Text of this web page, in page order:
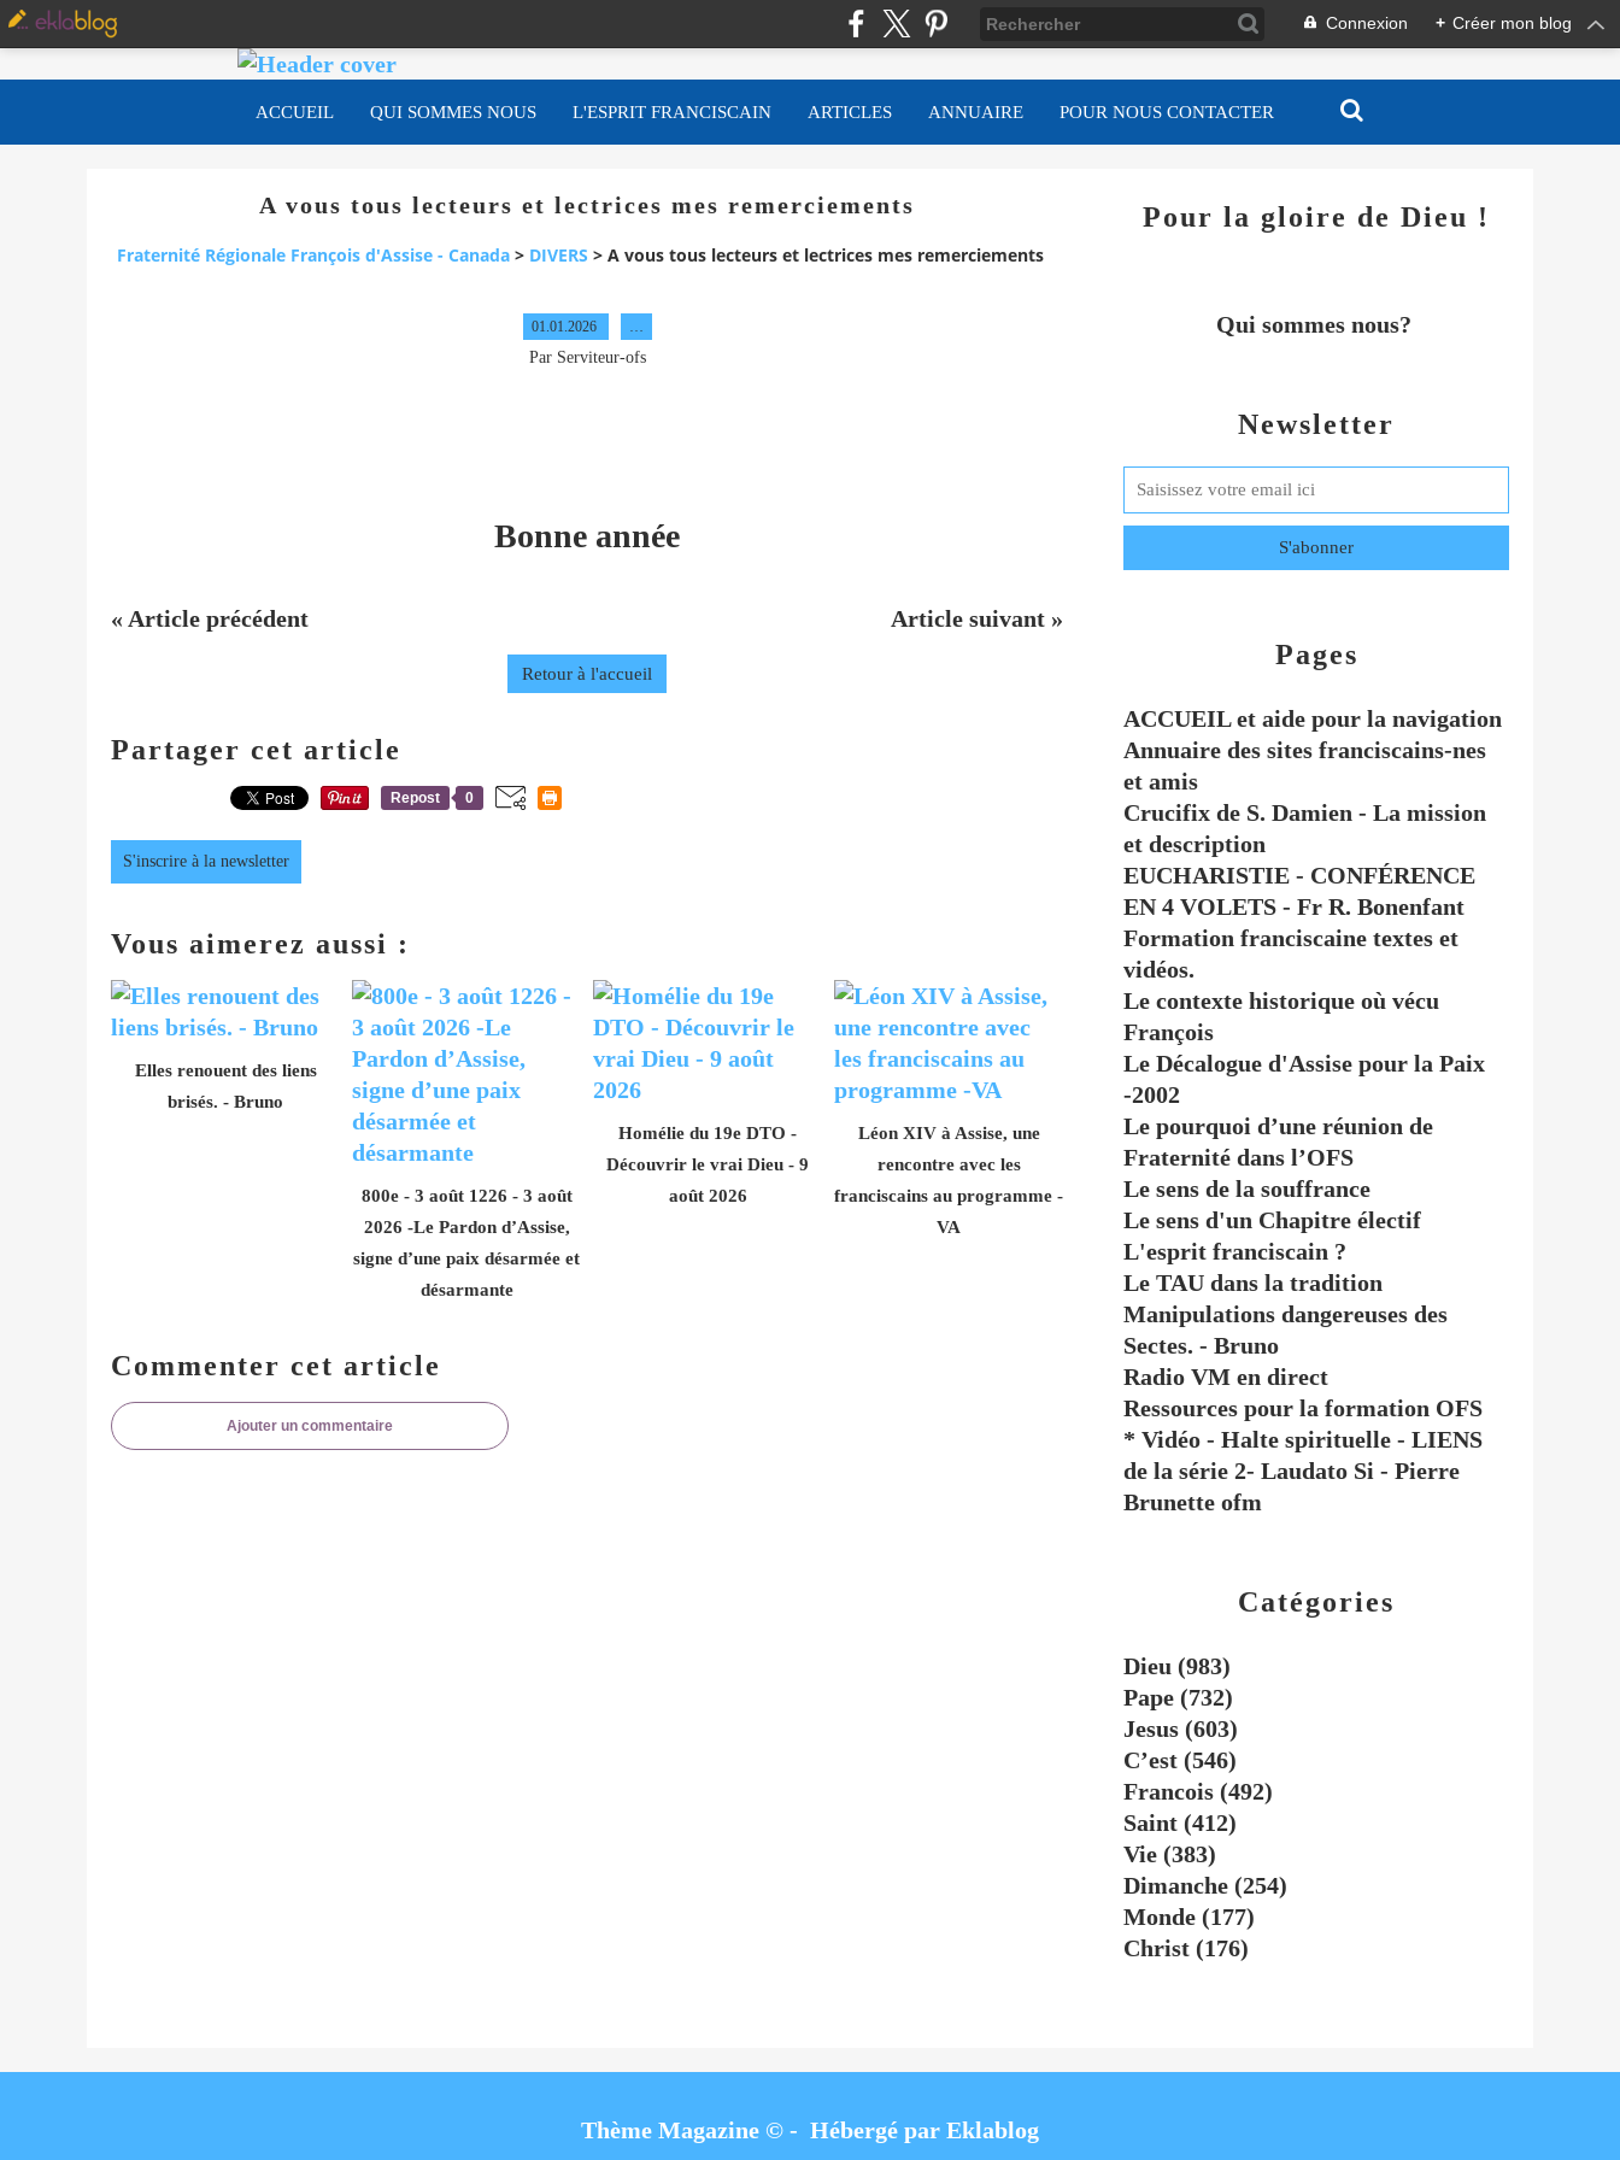
Connexion + Créer mon blog
ACCUEIL QUI SOMMES NOUS L'ESPRIT FRANCISCAIN ARTICLES ANNUAIRE POUR NOUS CONTACTER
A vous tous lecteurs et lectrices mes remerciements
Fraternité Régionale François d'Assise - Canada > DIVERS > A vous tous lecteurs et lectrices mes remerciements
01.01.2026
Par Serviteur-ofs
Bonne année
« Article précédent Article suivant »
Retour à l'accueil
Partager cet article
Repost 0
S'inscrire à la newsletter
Vous aimerez aussi :
Elles renouent des liens
brisés. - Bruno
800e - 3 août 1226 - 3 août
2026 -Le Pardon d’Assise,
signe d’une paix désarmée et
désarmante
Homélie du 19e DTO -
Découvrir le vrai Dieu - 9
août 2026
Léon XIV à Assise, une
rencontre avec les
franciscains au programme -
VA
Commenter cet article
Ajouter un commentaire
Newsletter
Catégories
Dieu (983)
Pape (732)
Jesus (603)
C’est (546)
Francois (492)
Saint (412)
Vie (383)
Dimanche (254)
Monde (177)
Christ (176)
Pages
ACCUEIL et aide pour la navigation
Annuaire des sites franciscains-nes
et amis
Crucifix de S. Damien - La mission
et description
EUCHARISTIE - CONFÉRENCE
EN 4 VOLETS - Fr R. Bonenfant
Formation franciscaine textes et
vidéos.
Le contexte historique où vécu
François
Le Décalogue d'Assise pour la Paix
-2002
Le pourquoi d’une réunion de
Fraternité dans l’OFS
Le sens de la souffrance
Le sens d'un Chapitre électif
L'esprit franciscain ?
Le TAU dans la tradition
Manipulations dangereuses des
Sectes. - Bruno
Radio VM en direct
Ressources pour la formation OFS
* Vidéo - Halte spirituelle - LIENS
de la série 2- Laudato Si - Pierre
Brunette ofm
Pour la gloire de Dieu !
Qui sommes nous?
Thème Magazine © - Hébergé par Eklablog